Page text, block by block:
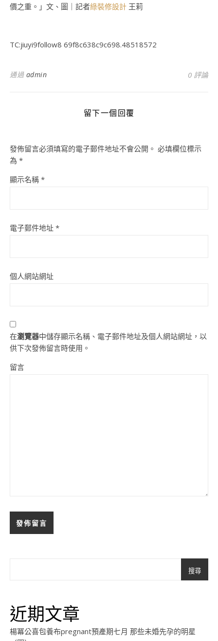
價之重。」文、圖｜記者綠裝修設計 王莉
TC:jiuyi9follow8 69f8c638c9c698.48518572
通過 admin 0 評論
留下一個回覆
發佈留言必須填寫的電子郵件地址不會公開。 必填欄位標示
為 *
顯示名稱 *
電子郵件地址 *
個人網站網址
在瀏覽器中儲存顯示名稱、電子郵件地址及個人網站網址，以
供下次發佈留言時使用。
留言
搜尋
近期文章
楊冪公喜包養布pregnant預產期七月 那些未婚先孕的明星